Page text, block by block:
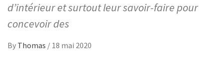
d’intérieur et surtout leur savoir-faire pour
concevoir des
By Thomas / 18 mai 2020